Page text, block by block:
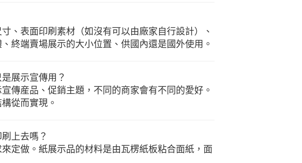
、表面印刷素材（如沒有可以由廠家自行設計）、
終端賣場展示的大小位置、供國內還是國外使用。
展示宣傳用？
傳産品、促銷主題，不同的商家會有不同的愛好。
從而實現。
上去嗎？
定做。紙展示品的材料是由瓦楞紙板粘合面紙，面